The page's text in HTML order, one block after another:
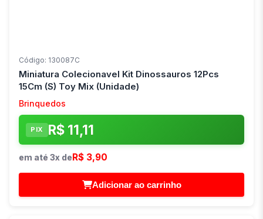
Código: 130087C
Miniatura Colecionavel Kit Dinossauros 12Pcs
15Cm (S) Toy Mix (Unidade)
Brinquedos
PIX R$ 11,11
em até 3x de R$ 3,90
Adicionar ao carrinho